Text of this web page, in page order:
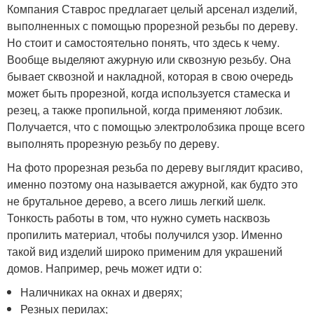
Компания Ставрос предлагает целый арсенал изделий,
выполненных с помощью прорезной резьбы по дереву.
Но стоит и самостоятельно понять, что здесь к чему.
Вообще выделяют ажурную или сквозную резьбу. Она
бывает сквозной и накладной, которая в свою очередь
может быть прорезной, когда используется стамеска и
резец, а также пропильной, когда применяют лобзик.
Получается, что с помощью электролобзика проще всего
выполнять прорезную резьбу по дереву.
На фото прорезная резьба по дереву выглядит красиво,
именно поэтому она называется ажурной, как будто это
не брутальное дерево, а всего лишь легкий шелк.
Тонкость работы в том, что нужно суметь насквозь
пропилить материал, чтобы получился узор. Именно
такой вид изделий широко применим для украшений
домов. Например, речь может идти о:
Наличниках на окнах и дверях;
Резных перилах;